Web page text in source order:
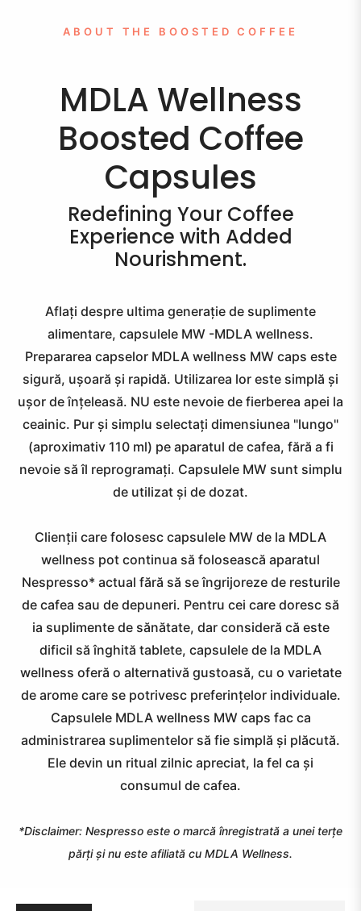
ABOUT THE BOOSTED COFFEE
MDLA Wellness
Boosted Coffee
Capsules
Redefining Your Coffee
Experience with Added
Nourishment.
Aflați despre ultima generație de suplimente
alimentare, capsulele MW -MDLA wellness.
Prepararea capselor MDLA wellness MW caps este
sigură, ușoară și rapidă. Utilizarea lor este simplă și
ușor de înțeleasă. NU este nevoie de fierberea apei la
ceainic. Pur și simplu selectați dimensiunea "lungo"
(aproximativ 110 ml) pe aparatul de cafea, fără a fi
nevoie să îl reprogramați. Capsulele MW sunt simplu
de utilizat și de dozat.
Clienții care folosesc capsulele MW de la MDLA
wellness pot continua să folosească aparatul
Nespresso* actual fără să se îngrijoreze de resturile
de cafea sau de depuneri. Pentru cei care doresc să
ia suplimente de sănătate, dar consideră că este
dificil să înghită tablete, capsulele de la MDLA
wellness oferă o alternativă gustoasă, cu o varietate
de arome care se potrivesc preferințelor individuale.
Capsulele MDLA wellness MW caps fac ca
administrarea suplimentelor să fie simplă și plăcută.
Ele devin un ritual zilnic apreciat, la fel ca și
consumul de cafea.
*Disclaimer: Nespresso este o marcă înregistrată a unei terțe
părți și nu este afiliată cu MDLA Wellness.